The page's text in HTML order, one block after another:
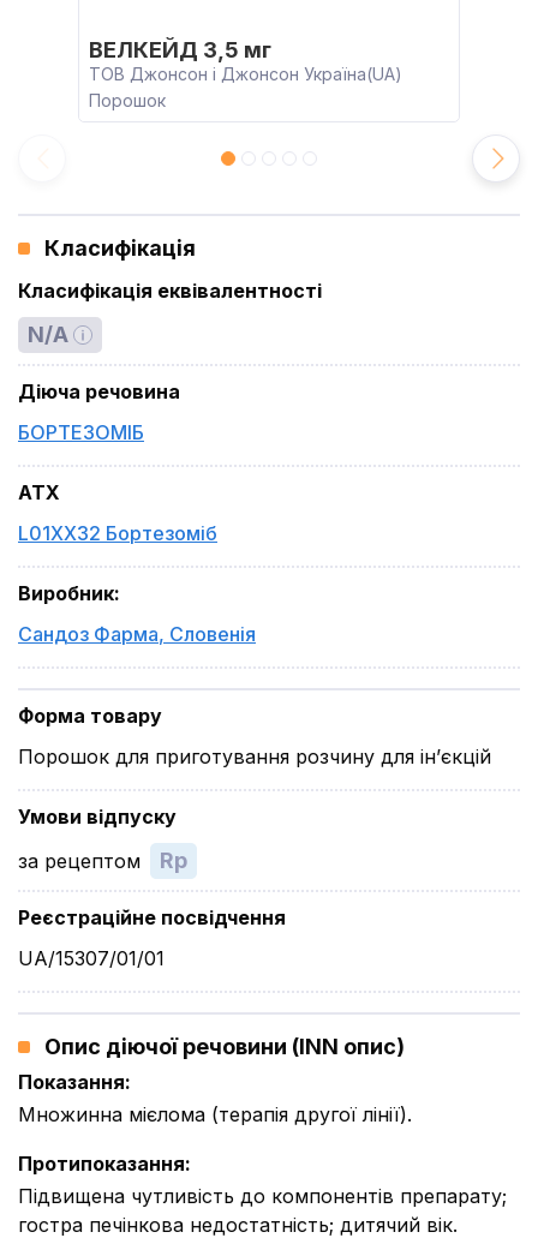
ВЕЛКЕЙД 3,5 мг
ТОВ Джонсон і Джонсон Україна(UA)
Порошок
Класифікація
Класифікація еквівалентності
N/A
Діюча речовина
БОРТЕЗОМІБ
ATX
L01XX32 Бортезоміб
Виробник:
Сандоз Фарма, Словенія
Форма товару
Порошок для приготування розчину для ін’єкцій
Умови відпуску
за рецептом
Rp
Реєстраційне посвідчення
UA/15307/01/01
Опис діючої речовини (INN опис)
Показання:
Множинна мієлома (терапія другої лінії).
Протипоказання:
Підвищена чутливість до компонентів препарату;
гостра печінкова недостатність; дитячий вік.